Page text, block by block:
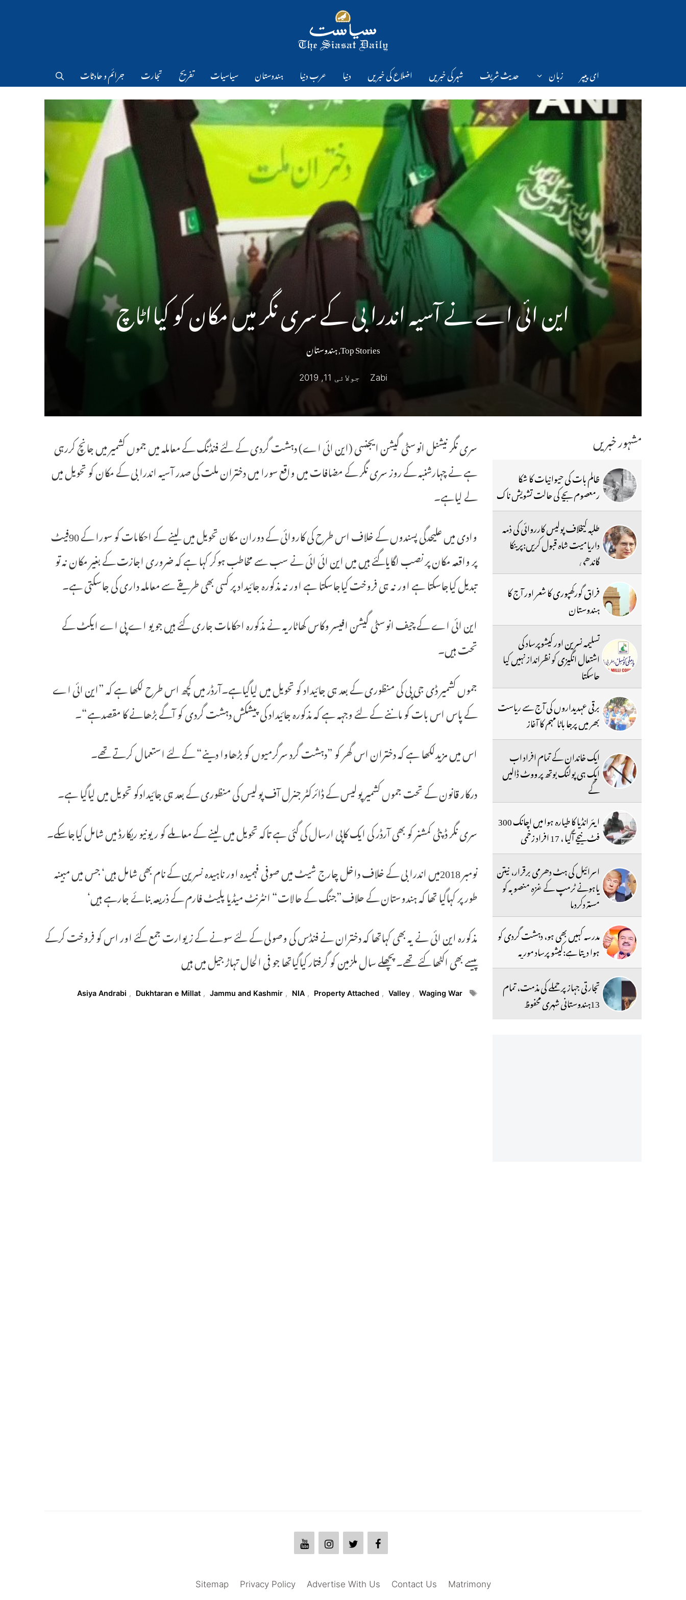
ای پیپر زبان حدیث شریف شہر کی خبریں اضلاع کی خبریں دنیا عرب دنیا ہندوستان سیاسیات تفریح تجارت جرائم و حادثات
این ائی اے نے آسیہ اندرا بی کے سری نگر میں مکان کو کیااٹاچ
Top Stories
,ہندوستان
Zabi جولائی 11, 2019
سری نگر نیشنل انوسٹی گیشن ایجنسی (این ائی اے) دہشت گردی کے لئے فنڈنگ کے معاملہ میں جموں کشمیر میں جانچ کررہی
ہے نے چہارشنبہ کے روز سری نگر کے مضافات میں واقع سورا میں دختران ملت کی صدر آسیہ اندرا بی کے مکان کو تحویل میں
لے لیاہے۔
وادی میں علیحدگی پسندوں کے خلاف اس طرح کی کاروائی کے دوران مکان تحویل میں لینے کے احکامات کو سورا کے 90فیٹ
پر واقعہ مکان پر نصب لگایاگئے ہیں میں این ائی ائی نے سب سے مخاطب ہوکر کہا ہے کہ ضروری اجازت کے بغیر مکان نہ تو
تبدیل کیاجاسکتا ہے اور نہ ہی فروخت کیاجاسکتا ہے اور نہ مذکورہ جائیداد پر کسی بھی طریقے سے معاملہ داری کی جاسکتی ہے۔
این ائی اے کے چیف انوسٹی گیشن افیسر وکاس کھاٹاریہ نے مذکورہ احکامات جاری کئے ہیں جو یو اے پی اے ایکٹ کے
تحت ہیں۔
جموں کشمیر ڈی جی پی کی منظوری کے بعد ہی جائیداد کو تحویل میں لیاگیاہے۔آرڈر میں کچھ اس طرح لکھا ہے کہ ”این ائی اے
کے پاس اس بات کو ماننے کے لئے وجہہ ہے کہ مذکورہ جائیداد کی پیشکش دہشت گردی کو آگے بڑھانے کا مقصدہے“۔
اس میں مزیدلکھا ہے کہ دختران اس گھر کو ”دہشت گرد سرگرمیوں کو بڑھاوا دینے“ کے لئے استعمال کرتے تھے۔
درکار قانون کے تحت جموں کشمیر پولیس کے ڈائرکٹر جنرل آف پولیس کی منظوری کے بعد ہی جائیدادکو تحویل میں لیاگیا ہے۔
سری نگر ڈپٹی کمشنر کو بھی آرڈر کی ایک کاپی ارسال کی گئی ہے تاکہ تحویل میں لینے کے معاملے کو ریونیو ریکارڈ میں شامل کیاجاسکے۔
نومبر 2018میں اندرا بی کے خلاف داخل چارج شیٹ میں صوفی فہمیدہ اور ناہیدہ نسرین کے نام بھی شامل ہیں‘ جس میں مبینہ
طور پر کہاگیا تھا کہ ہندوستان کے حلاف”جنگ کے حالات“ انٹرنٹ میڈیا پلیٹ فارم کے ذریعہ بنائے جارہے ہیں‘
مذکورہ این ائی نے یہ بھی کہاتھا کہ دختران نے فنڈس کی وصولی کے لئے سونے کے زیوارت جمع کئے اور اس کو فروخت کرکے
پیسے بھی اکٹھا کئے تھے۔ پچھلے سال ملزمین کو گرفتار کیاگیاتھا جو فی الحال تہاڑ جیل میں ہیں
Tags
Asiya Andrabi , Dukhtaran e Millat , Jammu and Kashmir , NIA , Property Attached , Valley , Waging War
مشہور خبریں
ظالم بات کی حیوانیات کا شکا
رمعصوم بچے کی حالت تشویش ناک
طلبہ کیخلاف پولیس کارروائی کی ذمہ
داریامیت شاہ قبول کریں:پرینکا
گاندھی
فراق گورکھپوری کا شعر اور آج کا
ہندوستان
تسلیمہ نسرین اور کیشوپرساد کی
اشتعال انگیزی کو نظرانداز نہیں کیا
جاسکتا
برقی عہدیداروں کی آج سے ریاست
بھر میں پرجا باٹا مہم کا آغاز
ایک خاندان کے تمام افراد اب
ایک ہی پولنگ بوتھ پر ووٹ ڈالیں
گے
ایئر انڈیا کا طیارہ ہوا میں اچانک 300
فٹ نیچے آگیا ، 17 افراد زخمی
اسرائیل کی ہٹ دھرمی برقرار، نیتن
یاہونے ٹرمپ کے غزہ منصوبہ کو
مستردکردیا
مدرسہ کہیں بھی ہو، دہشت گردی کو
ہوا دیتا ہے:کیشو پرساد موریہ
تجارتی جہاز پر حملے کی مذمت، تمام
13ہندوستانی شہری محفوظ
Matrimony
Contact Us
Advertise With Us
Privacy Policy
Sitemap